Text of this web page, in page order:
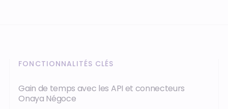
FONCTIONNALITÉS CLÉS
Gain de temps avec les API et connecteurs
Onaya Négoce